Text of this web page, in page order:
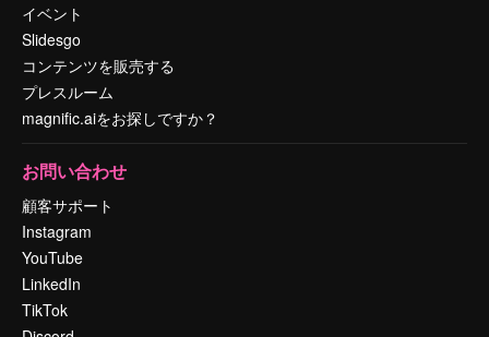
イベント
Slidesgo
コンテンツを販売する
プレスルーム
magnific.aiをお探しですか？
お問い合わせ
顧客サポート
Instagram
YouTube
LinkedIn
TikTok